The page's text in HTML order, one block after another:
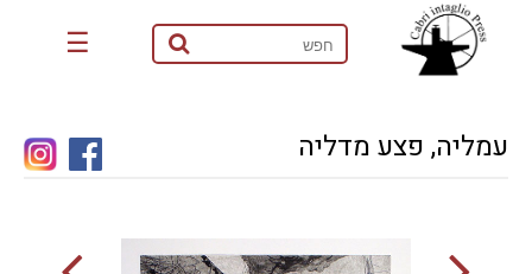
☰
עמליה, פצע מדליה